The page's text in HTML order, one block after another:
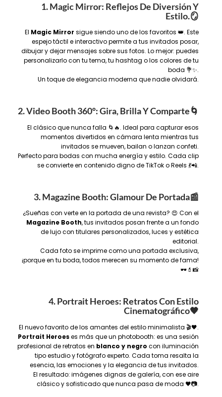
1. Magic Mirror: Reflejos De Diversión Y
Estilo.🪞
El Magic Mirror sigue siendo uno de los favoritos 👑. Este
espejo táctil e interactivo permite a tus invitados posar,
dibujar y dejar mensajes sobre sus fotos. Lo mejor: puedes
personalizarlo con tu tema, tu hashtag o los colores de tu
boda 💐✨.
Un toque de elegancia moderna que nadie olvidará.
2. Video Booth 360°: Gira, Brilla Y Comparte🌀
El clásico que nunca falla 🌀🔥. Ideal para capturar esos
momentos divertidos en cámara lenta mientras tus
invitados se mueven, bailan o lanzan confeti.
Perfecto para bodas con mucha energía y estilo. Cada clip
se convierte en contenido digno de TikTok o Reels 💃📲.
3. Magazine Booth: Glamour De Portada📰
¿Sueñas con verte en la portada de una revista? 😍 Con el
Magazine Booth, tus invitados posan frente a un fondo
de lujo con titulares personalizados, luces y estética
editorial.
Cada foto se imprime como una portada exclusiva,
¡porque en tu boda, todos merecen su momento de fama!
🕶️💄📸
4. Portrait Heroes: Retratos Con Estilo
Cinematográfico🖤
El nuevo favorito de los amantes del estilo minimalista 🎬🖤.
Portrait Heroeses más que un photobooth: es una sesión
profesional de retratos en blanco y negro con iluminación
tipo estudio y fotógrafo experto. Cada toma resalta la
esencia, las emociones y la elegancia de tus invitados.
El resultado: imágenes dignas de galería, con ese aire
clásico y sofisticado que nunca pasa de moda 🖤📷.